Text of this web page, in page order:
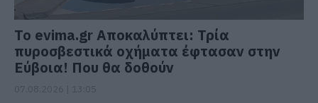
Το evima.gr Αποκαλύπτει: Τρία
πυροσβεστικά οχήματα έφτασαν στην
Εύβοια! Που θα δοθούν